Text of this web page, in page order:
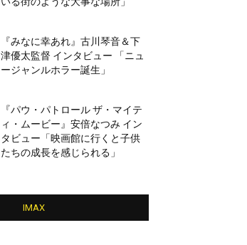
『みなに幸あれ』古川琴音＆下
津優太監督 インタビュー 「ニュ
ージャンルホラー誕生」
『パウ・パトロール ザ・マイテ
ィ・ムービー』安倍なつみ イン
タビュー「映画館に行くと子供
たちの成長を感じられる」
IMAX